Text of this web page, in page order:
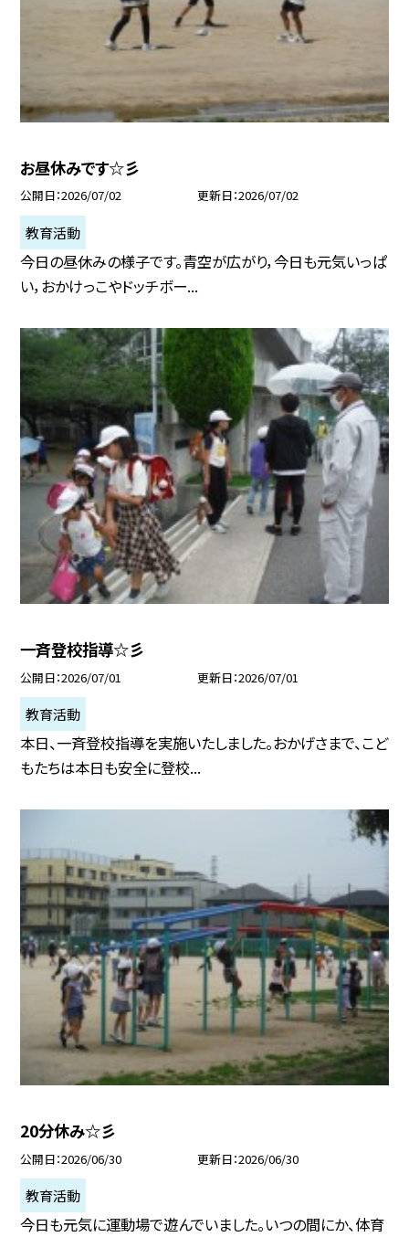
お昼休みです☆彡
公開日 2026/07/02 更新日 2026/07/02
教育活動
今日の昼休みの様子です。青空が広がり，今日も元気いっぱ
い，おかけっこやドッチボー...
一斉登校指導☆彡
公開日 2026/07/01 更新日 2026/07/01
教育活動
本日、一斉登校指導を実施いたしました。おかげさまで、こど
もたちは本日も安全に登校...
20分休み☆彡
公開日 2026/06/30 更新日 2026/06/30
教育活動
今日も元気に運動場で遊んでいました。いつの間にか、体育